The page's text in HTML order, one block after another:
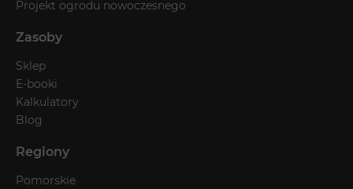
Projekt ogrodu nowoczesnego
Zasoby
Sklep
E-booki
Kalkulatory
Blog
Regiony
Pomorskie